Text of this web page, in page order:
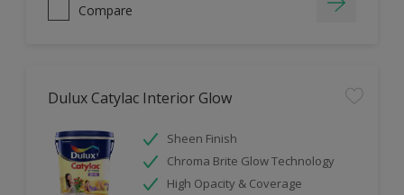
Compare
Dulux Catylac Interior Glow
Sheen Finish
Chroma Brite Glow Technology
High Opacity & Coverage